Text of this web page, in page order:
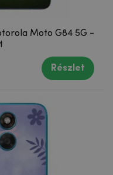
Moto G84 5G -
Részlet